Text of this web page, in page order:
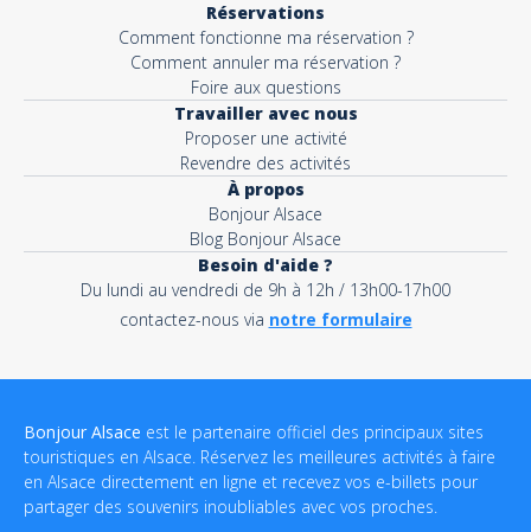
Réservations
Comment fonctionne ma réservation ?
Comment annuler ma réservation ?
Foire aux questions
Travailler avec nous
Proposer une activité
Revendre des activités
À propos
Bonjour Alsace
Blog Bonjour Alsace
Besoin d'aide ?
Du lundi au vendredi de 9h à 12h / 13h00-17h00
contactez-nous via notre formulaire
Bonjour Alsace est le partenaire officiel des principaux sites
touristiques en Alsace. Réservez les meilleures activités à faire
en Alsace directement en ligne et recevez vos e-billets pour
partager des souvenirs inoubliables avec vos proches.